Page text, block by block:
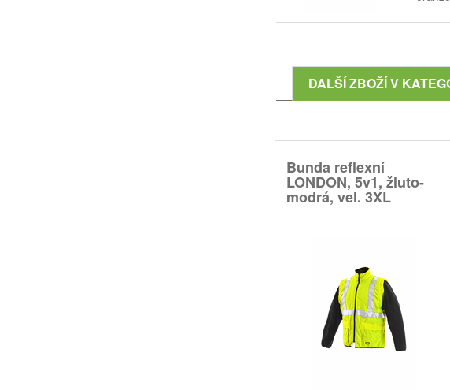
DALŠÍ ZBOŽÍ V
Bunda reflexní
LONDON, 5v1, žluto-
modrá, vel. 3XL